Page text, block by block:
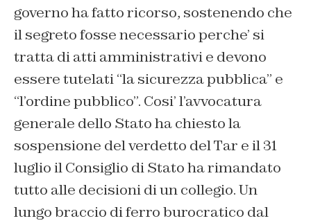
governo ha fatto ricorso, sostenendo che
il segreto fosse necessario perche’ si
tratta di atti amministrativi e devono
essere tutelati “la sicurezza pubblica” e
“l’ordine pubblico”. Cosi’ l’avvocatura
generale dello Stato ha chiesto la
sospensione del verdetto del Tar e il 31
luglio il Consiglio di Stato ha rimandato
tutto alle decisioni di un collegio. Un
lungo braccio di ferro burocratico dal